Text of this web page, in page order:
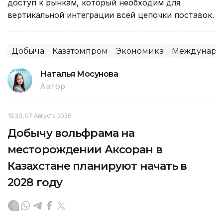
доступ к рынкам, который необходим для
вертикальной интеграции всей цепочки поставок.
Добыча Казатомпром Экономика
Наталья Мосунова
Автор
15:33, 07 Августа 2026
Добычу вольфрама на
месторождении Аксоран в
Казахстане планируют начать в
2028 году